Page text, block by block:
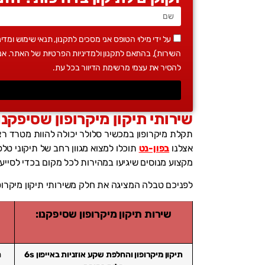
על ידי מילוי הטופס אני מסכים לתקנון, תנאי שימוש
להסיר את עצמי מרשימת הדיוור בכל עת.
שירותי תיקון מיקרופון
תקלת מיקרופון במכשיר סלולר יכולה להוות מטרד
אצלנו בפון-נט תוכלו למצוא מגוון רחב של תיקוני
מקצוע מנוסים שיגיעו במהירות לכל מקום בכדי לסייע
לפניכם טבלה המציגה את חלק משירותי תיקון
שירות תיקון מיקרופון שסיפקנו:
תיקון מיקרופון והחלפת שקע אוזניות באייפון 6s